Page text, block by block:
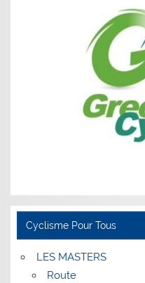
Cyclisme Pour Tous
LES MASTERS
Route